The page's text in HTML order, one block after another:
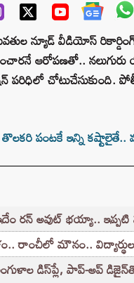
న్యూడ్ వీడియోస్
ఆరోపణతో.. నలుగురు
చోటుచేసుకుంది.
పంటకే ఇన్ని కష్టాలైతే..
రన్ అవుట్ భయ్యా..
రాంచీలో మౌనం..
డిస్‌ప్లే, పాప్-అప్